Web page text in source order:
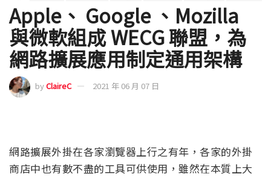
Apple、 Google 、Mozilla
與微軟組成 WECG 聯盟，為
網路擴展應用制定通用架構
byClaireC 2021 年 06 月 07 日
網路擴展外掛在各家瀏覽器上行之有年，各家的外掛
商店中也有數不盡的工具可供使用，雖然在本質上大